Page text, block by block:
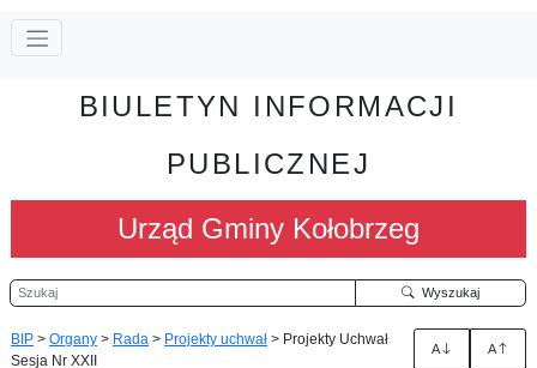
BIULETYN INFORMACJI
PUBLICZNEJ
Urząd Gminy Kołobrzeg
Szukaj Wyszukaj
BIP > Organy > Rada > Projekty uchwał > Projekty Uchwał
Sesja Nr XXII
A A